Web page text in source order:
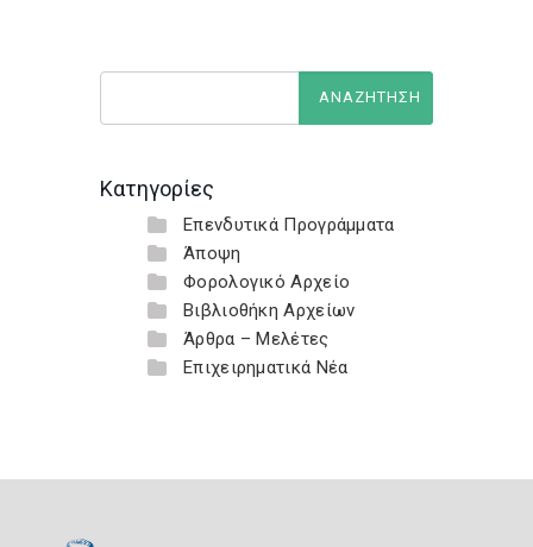
Κατηγορίες
Επενδυτικά Προγράμματα
Άποψη
Φορολογικό Αρχείο
Βιβλιοθήκη Αρχείων
Άρθρα – Μελέτες
Επιχειρηματικά Νέα